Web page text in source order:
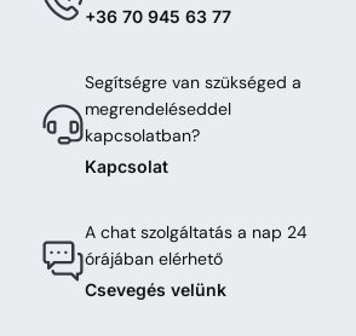
+36 70 945 63 77
Segítségre van szükséged a
megrendeléseddel
kapcsolatban?
Kapcsolat
A chat szolgáltatás a nap 24
órájában elérhető
Csevegés velünk